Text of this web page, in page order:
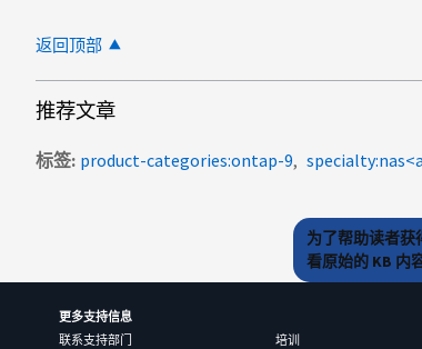
返回顶部
推荐文章
标签 product-categories:ontap-9
为了帮助读者获
看原始的 KB 内
更多支持信息
联系支持部门
培训